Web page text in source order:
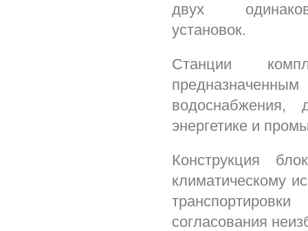
двух
установок.
Станции
водоснабжения,
энергетике и
Конструкция
климатическому
согласования